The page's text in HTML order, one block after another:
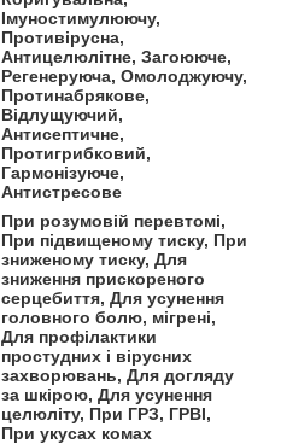
Імуностимулюючу,
Противірусна,
Антицелюлітне, Загоююче,
Регенеруюча, Омолоджуючу,
Протинабрякове,
Відлущуючий,
Антисептичне,
Протигрибковий,
Гармонізуюче,
Антистресове
При розумовій перевтомі,
При підвищеному тиску, При
зниженому тиску, Для
зниження прискореного
серцебиття, Для усунення
головного болю, мігрені,
Для профілактики
простудних і вірусних
захворювань, Для догляду
за шкірою, Для усунення
целюліту, При ГРЗ, ГРВІ,
При укусах комах